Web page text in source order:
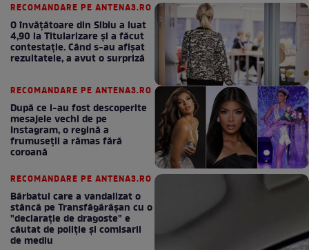
RECOMANDARE PE ANTENA3.RO
O învățătoare din Sibiu a luat
4,90 la Titularizare și a făcut
contestație. Când s-au afișat
rezultatele, a avut o surpriză
RECOMANDARE PE ANTENA3.RO
După ce i-au fost descoperite
mesajele vechi de pe
Instagram, o regină a
frumuseții a rămas fără
coroană
RECOMANDARE PE ANTENA3.RO
Bărbatul care a vandalizat o
stâncă pe Transfăgărășan cu o
"declaraţie de dragoste" e
căutat de poliție și comisarii
de mediu